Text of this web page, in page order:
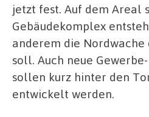
jetzt fest. Auf dem Areal
Gebäudekomplex
anderem die
soll. Auch neue
sollen kurz hinter den
entwickelt werden.